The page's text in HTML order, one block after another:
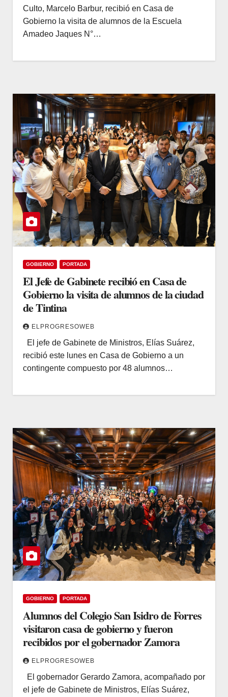
Culto, Marcelo Barbur, recibió en Casa de
Gobierno la visita de alumnos de la Escuela
Amadeo Jaques N°…
GOBIERNO PORTADA
El Jefe de Gabinete recibió en Casa de
Gobierno la visita de alumnos de la ciudad
de Tintina
ELPROGRESOWEB
El jefe de Gabinete de Ministros, Elías Suárez,
recibió este lunes en Casa de Gobierno a un
contingente compuesto por 48 alumnos…
GOBIERNO PORTADA
Alumnos del Colegio San Isidro de Forres
visitaron casa de gobierno y fueron
recibidos por el gobernador Zamora
ELPROGRESOWEB
El gobernador Gerardo Zamora, acompañado por
el jefe de Gabinete de Ministros, Elías Suárez,